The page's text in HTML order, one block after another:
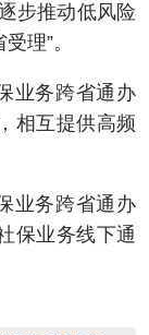
步推动低风险
理”。
业务跨省通办
相互提供高频
业务跨省通办
保业务线下通